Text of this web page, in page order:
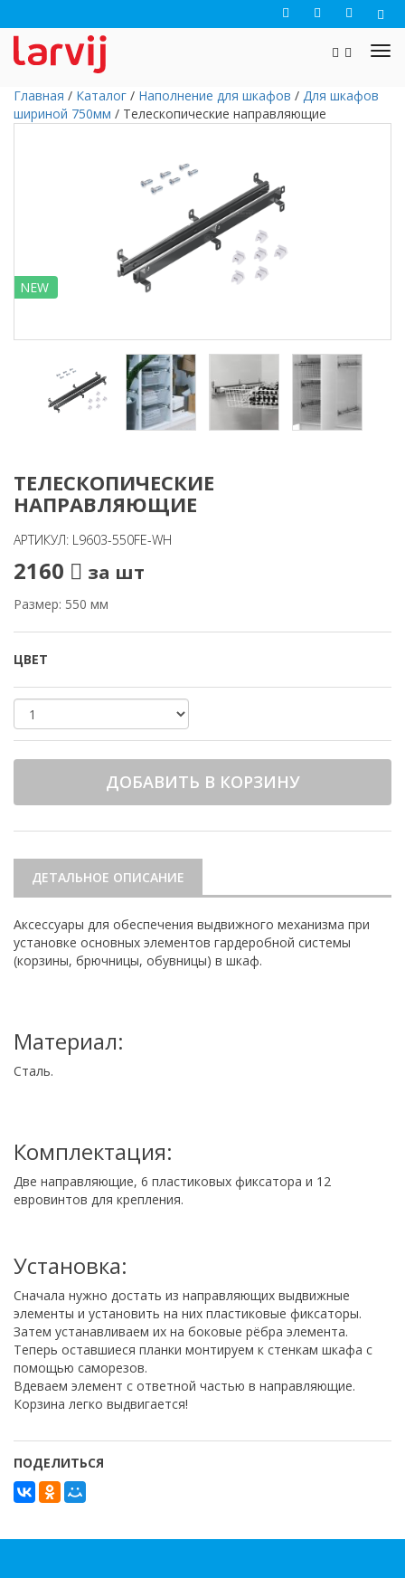
Главная / Каталог / Наполнение для шкафов / Для шкафов
шириной 750мм / Телескопические направляющие
NEW
ТЕЛЕСКОПИЧЕСКИЕ
НАПРАВЛЯЮЩИЕ
АРТИКУЛ: L9603-550FE-WH
2160 за шт
Размер: 550 мм
ЦВЕТ
ДОБАВИТЬ В КОРЗИНУ
ДЕТАЛЬНОЕ ОПИСАНИЕ
Аксессуары для обеспечения выдвижного механизма при
установке основных элементов гардеробной системы
(корзины, брючницы, обувницы) в шкаф.
Материал:
Сталь.
Комплектация:
Две направляющие, 6 пластиковых фиксатора и 12
евровинтов для крепления.
Установка:
Сначала нужно достать из направляющих выдвижные
элементы и установить на них пластиковые фиксаторы.
Затем устанавливаем их на боковые рёбра элемента.
Теперь оставшиеся планки монтируем к стенкам шкафа с
помощью саморезов.
Вдеваем элемент с ответной частью в направляющие.
Корзина легко выдвигается!
ПОДЕЛИТЬСЯ